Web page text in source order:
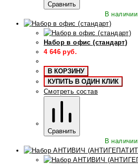
Сравнить
В наличии
Набор в офис (стандарт)
4 646 руб.
В КОРЗИНУ
КУПИТЬ В ОДИН КЛИК
Смотреть состав
Сравнить
В наличии